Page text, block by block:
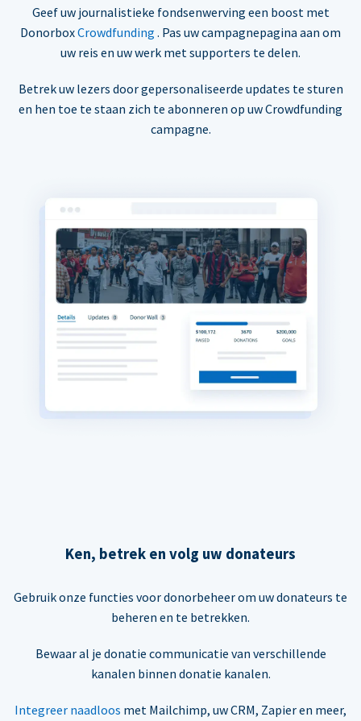
Geef uw journalistieke fondsenwerving een boost met
DonorboxCrowdfunding . Pas uw campagnepagina aan om
uw reis en uw werk met supporters te delen.
Betrek uw lezers door gepersonaliseerde updates te sturen
en hen toe te staan zich te abonneren op uw Crowdfunding
campagne.
Ken, betrek en volg uw donateurs
Gebruik onze functies voor donorbeheer om uw donateurs te
beheren en te betrekken.
Bewaar al je donatie communicatie van verschillende
kanalen binnen donatie kanalen.
Integreer naadloos met Mailchimp, uw CRM, Zapier en meer,